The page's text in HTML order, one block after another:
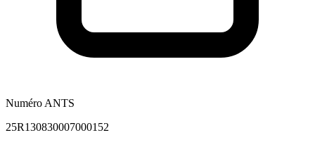
Numéro ANTS
25R130830007000152